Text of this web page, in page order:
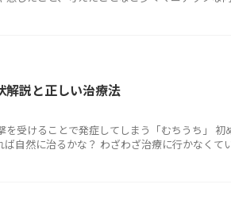
解説と正しい治療法
受けることで発症してしまう「むちうち」 初
ば自然に治るかな？ わざわざ治療に行かなくて